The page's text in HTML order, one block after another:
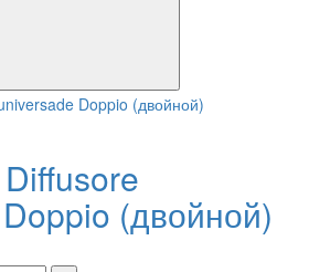
(двойной)